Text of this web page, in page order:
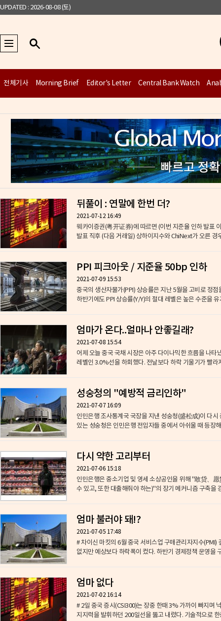
UPDATED : 2026-08-08 (토)
전체기사 Morning Brief Editor's Letter Central Bank Watch
뒤풀이 : 연말에 한번 더?
2021-07-12 16:49
웨카이증권(粤开证券)에 따르면 (이번 지준율 인하 발표
발표 직후 (다음 거래일) 상하이지수와 ChiNext가 오른 경
PPI 피크아웃 / 지준율 50bp 인하
2021-07-09 15:53
중국의 생산자물가(PPI) 상승률은 지난 5월을 고비로 정
하반기에도 PPI 상승률(Y/Y)의 절대 레벨은 높은 수준을
엄마가 온다..얼마나 안좋길래?
2021-07-08 15:54
어제 오늘 중국 국채 시장은 아주 다이나믹한 흐름을 나
레벨인 3.0%선을 하회했다. 전날보다 하락 기울기가 빨라
성숭청의 "예방적 금리인하"
2021-07-07 16:09
인민은행 조사통계국 국장을 지낸 성숭청(盛松成)이 다
있는 성숭청은 인민은행 전임자들 중에서 아쉬울 때 등장
다시 약한 고리부터
2021-07-06 15:18
인민은행은 중소기업 및 영세 소상공인을 위해 "敢贷、
수 있고, 또한 대출해줘야 하는)"의 장기 메커니즘 구축을
엄마 불러야 돼!?
2021-07-05 17:48
# 차이신 마킷의 6월 중국 서비스업 구매관리자지수
없지만 예상보다 하락폭이 컸다. 하반기 경제정책 운영을
엄마 없다
2021-07-02 16:14
# 2일 중국 증시(CSI300)는 장중 한때 3% 가까이 빠지며
지지력을 발휘하던 200일선을 뚫고 내렸다. 기술적으로